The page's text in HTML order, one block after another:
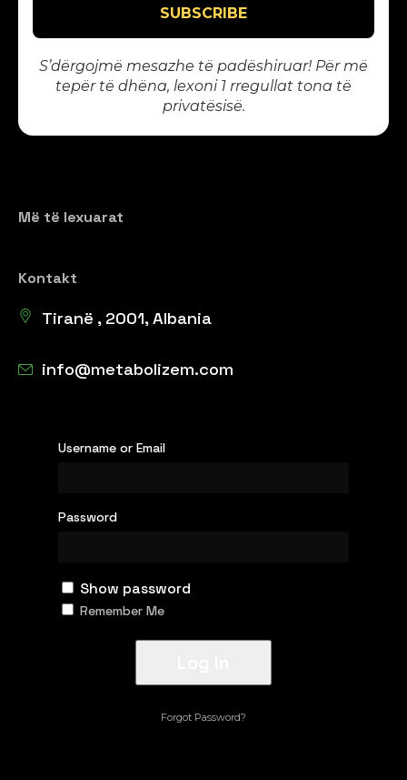
S’dërgojmë mesazhe të padëshiruar! Për më
tepër të dhëna, lexoni 1 rregullat tona të
privatësisë.
Më të lexuarat
Kontakt
Tiranë , 2001, Albania
info@metabolizem.com
Username or Email
Password
Show password
Remember Me
Forgot Password?